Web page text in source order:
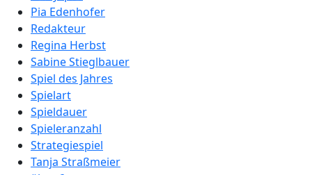
Pia Edenhofer
Redakteur
Regina Herbst
Sabine Stieglbauer
Spiel des Jahres
Spielart
Spieldauer
Spieleranzahl
Strategiespiel
Tanja Straßmeier